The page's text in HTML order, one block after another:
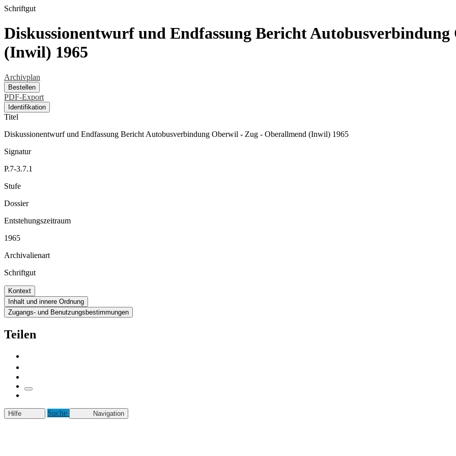
Schriftgut
Diskussionentwurf und Endfassung Bericht
(Inwil) 1965
Archivplan
Bestellen
PDF-Export
Identifikation
Titel
Diskussionentwurf und Endfassung Bericht Autobusverbindung Oberwil - Zug - Oberallmend (Inwil) 1965
Signatur
P.7-3.7.1
Stufe
Dossier
Entstehungszeitraum
1965
Archivalienart
Schriftgut
Kontext
Inhalt und innere Ordnung
Zugangs- und Benutzungsbestimmungen
Teilen
Hilfe Suche Navigation